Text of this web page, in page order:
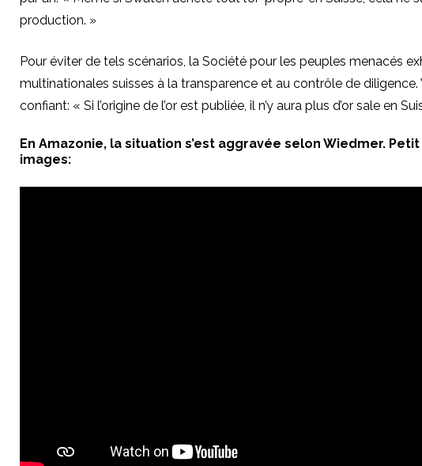
production. »
Pour éviter de tels scénarios, la Société pour les peuples menacés
multinationales suisses à la transparence et au contrôle de
confiant: « Si l’origine de l’or est publiée, il n’y aura plus d’or sale en
En Amazonie, la situation s’est aggravée selon Wiedmer.
images: